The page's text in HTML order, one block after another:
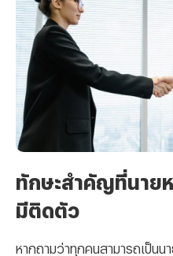
ทักษะสำคัญที่นาย
มีติดตัว
หากถามว่าทุกคนสามารถเป็นน